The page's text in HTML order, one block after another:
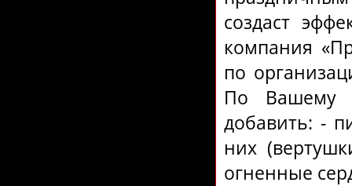
создаст
компания
по
По Вашему
добавить: -
них
огненные